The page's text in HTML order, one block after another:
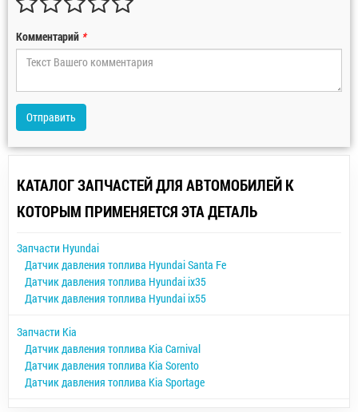
Комментарий *
Отправить
КАТАЛОГ ЗАПЧАСТЕЙ ДЛЯ АВТОМОБИЛЕЙ К
КОТОРЫМ ПРИМЕНЯЕТСЯ ЭТА ДЕТАЛЬ
Запчасти Hyundai
Датчик давления топлива Hyundai Santa Fe
Датчик давления топлива Hyundai ix35
Датчик давления топлива Hyundai ix55
Запчасти Kia
Датчик давления топлива Kia Carnival
Датчик давления топлива Kia Sorento
Датчик давления топлива Kia Sportage